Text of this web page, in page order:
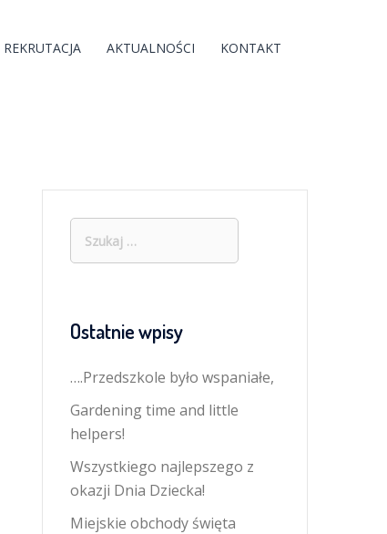
REKRUTACJA AKTUALNOŚCI KONTAKT
Ostatnie wpisy
….Przedszkole było wspaniałe,
Gardening time and little
helpers!
Wszystkiego najlepszego z
okazji Dnia Dziecka!
Miejskie obchody święta